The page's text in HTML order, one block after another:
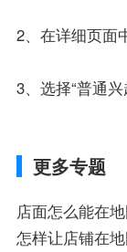
2、在详细页面
3、选择“普通
更多专题
店面怎么能在
怎样让店铺在